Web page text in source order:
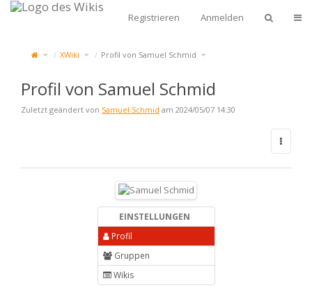
Zum
Start Registrieren Anmelden
Schalte
den
übergeordneten
Schmid
um.
XWiki Schalte
den
Verzeichnisbaum
Profil von Samuel Schmid Schalte
den
Verzeichnisbaum
Profil von Samuel Schmid
Zuletzt geändert von Samuel Schmid am 2024/05/07 14:30
EINSTELLUNGEN
Profil
Gruppen
Wikis